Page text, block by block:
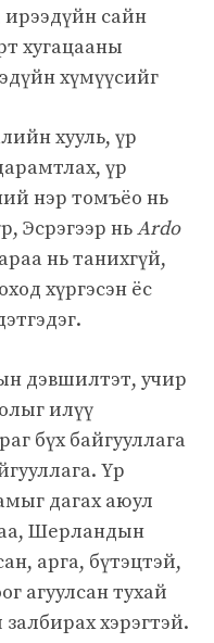
сайн
хугацааны
хүмүүсийг
хууль, үр
үр
​​нэр томъёо нь
Эсрэгээр ньArdo
нь танихгүй,
хүргэсэн ёс
дэвшилтэт, учир
илүү
бүх байгууллага
Үр
дагах аюул
Шерландын
арга, бүтэцтэй,
агуулсан тухай
хэрэгтэй.